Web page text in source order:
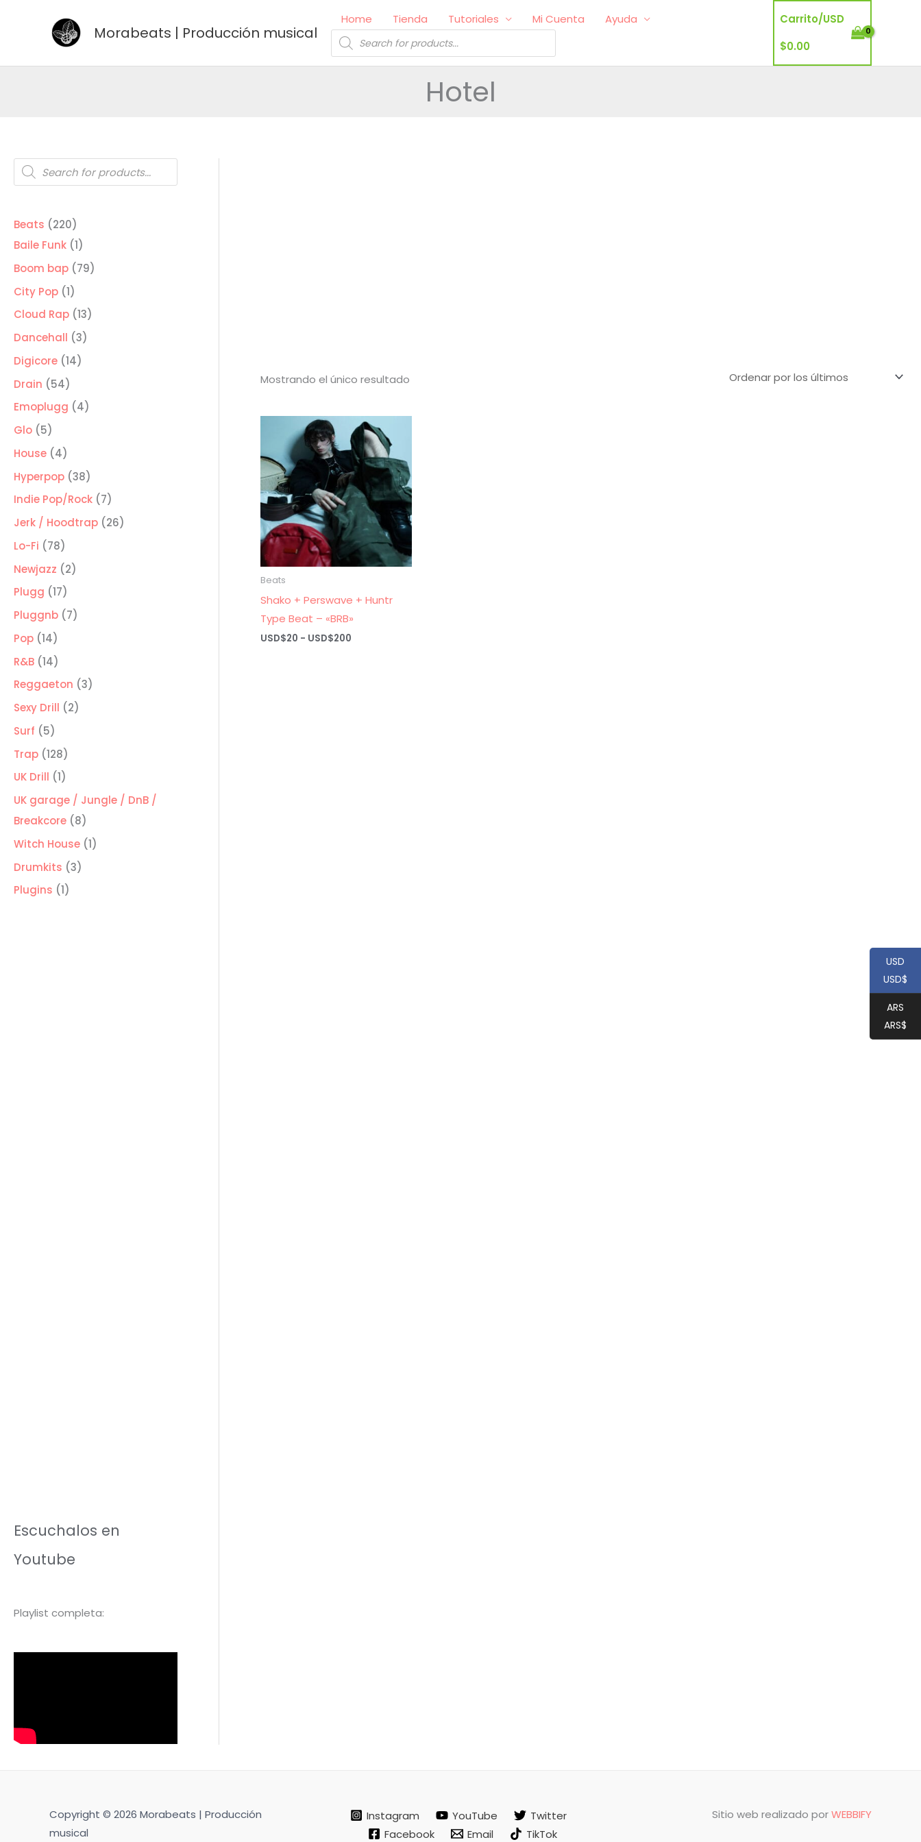
Morabeats | Producción musical
Home Tienda Tutoriales Mi Cuenta
Ayuda
Búsqueda
de
productos
Carrito/USD
$0.00
Hotel
Búsqueda
de
productos
Beats 220220
productos
Baile Funk 11
producto
Boom bap 7979
City Pop 11
producto
Cloud Rap 1313
Dancehall 33
Digicore 1414
Drain 5454
productos
Emoplugg 44
Glo 55
productos
House 44
productos
Hyperpop 3838
productos
Indie Pop/Rock 77
productos
Jerk / Hoodtrap 2626
Lo-Fi 7878
productos
Newjazz 22
Plugg 1717
productos
Pluggnb 77
Pop 1414
productos
R&B 1414
productos
Reggaeton 33
Sexy Drill 22
Surf 55
productos
Trap 128128
productos
UK Drill 11
producto
UK garage / Jungle / DnB /
Breakcore
88
productos
Witch House 11
Drumkits 33
Plugins 11
Escuchalos en
Youtube
Playlist completa:
Mostrando el único resultado
Beats
Shako + Perswave + Huntr
Type Beat – «BRB»
USD$20 - USD$200Rango
Copyright © 2026 Morabeats | Producción
musical
Instagram YouTube
Twitter
Facebook
Email TikTok
Sitio web realizado porWEBBIFY
USD
USD$
ARS
ARS$